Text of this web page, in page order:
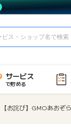
サービス
で貯める
【お詫び】GMOあおぞ